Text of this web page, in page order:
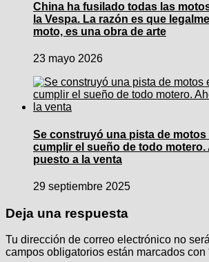
China ha fusilado todas las
la Vespa. La razón es que
moto, es una obra de arte
23 mayo 2026
Se construyó una pista de motos
cumplir el sueño de todo motero.
puesto a la venta
29 septiembre 2025
Deja una respuesta
Tu dirección de correo electrónico no
campos obligatorios están marcados con